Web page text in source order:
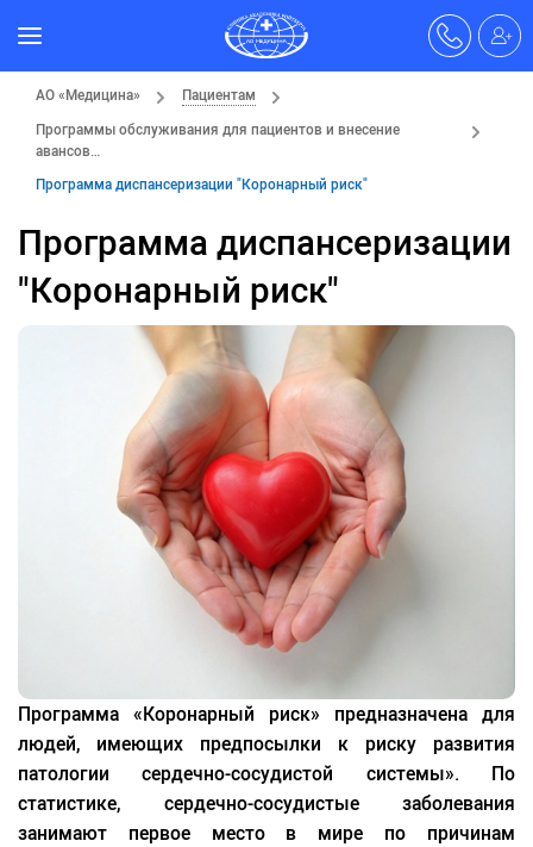
АО «Медицина»
Пациентам
Программы обслуживания для пациентов и внесение
авансов…
Программа диспансеризации "Коронарный риск"
Программа диспансеризации
"Коронарный риск"
Программа «Коронарный риск» предназначена для
людей, имеющих предпосылки к риску развития
патологии сердечно-сосудистой системы». По
статистике, сердечно-сосудистые заболевания
занимают первое место в мире по причинам